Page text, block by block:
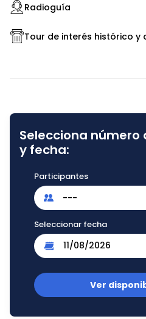
Radioguía
Tour de interés histórico y
Selecciona
y fecha:
Participantes
---
Seleccionar fecha
Ver